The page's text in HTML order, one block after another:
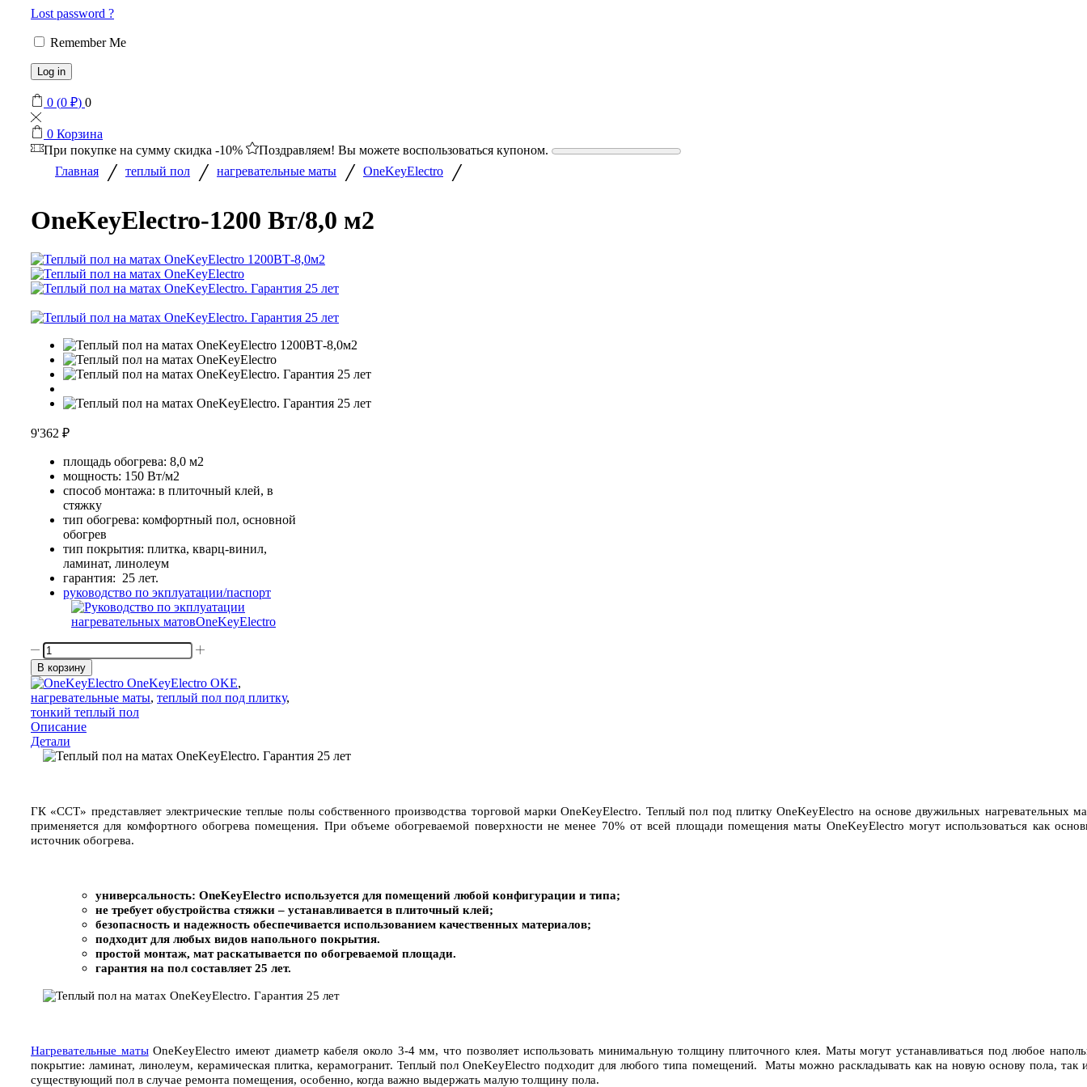
Lost password ?
Remember Me
Log in
0 (0 ₽) 0
0 Корзина
При покупке на сумму скидка -10%
Поздравляем! Вы можете воспользоваться купоном.
Главная / теплый пол / нагревательные маты / OneKeyElectro /
OneKeyElectro-1200 Вт/8,0 м2
9'362 ₽
площадь обогрева: 8,0 м2
мощность: 150 Вт/м2
способ монтажа: в плиточный клей, в
стяжку
тип обогрева: комфортный пол, основной
обогрев
тип покрытия: плитка, кварц-винил,
ламинат, линолеум
гарантия: 25 лет.
руководство по экплуатации/паспорт
Количество
товара
OneKeyElectro-
1200
Вт/8,0
м2
В корзину
OneKeyElectro OKE,
нагревательные маты, теплый пол под плитку,
тонкий теплый пол
Описание
Детали
ГК «ССТ» представляет электрические теплые полы собственного производства торговой марки OneKeyElectro. Теплый пол под плитку OneKeyElectro на основе двужильных нагревательных
применяется для комфортного обогрева помещения. При объеме обогреваемой поверхности не менее 70% от всей площади помещения маты OneKeyElectro могут использоваться как
источник обогрева.
универсальность: OneKeyElectro используется для помещений любой конфигурации и типа;
не требует обустройства стяжки – устанавливается в плиточный клей;
безопасность и надежность обеспечивается использованием качественных материалов;
подходит для любых видов напольного покрытия.
простой монтаж, мат раскатывается по обогреваемой площади.
гарантия на пол составляет 25 лет.
Нагревательные матыOneKeyElectro имеют диаметр кабеля около 3-4 мм, что позволяет использовать минимальную толщину плиточного клея. Маты могут устанавливаться под любое
покрытие: ламинат, линолеум, керамическая плитка, керамогранит. Теплый пол OneKeyElectro подходит для любого типа помещений. Маты можно раскладывать как на новую основу пола, так
существующий пол в случае ремонта помещения, особенно, когда важно выдержать малую толщину пола.